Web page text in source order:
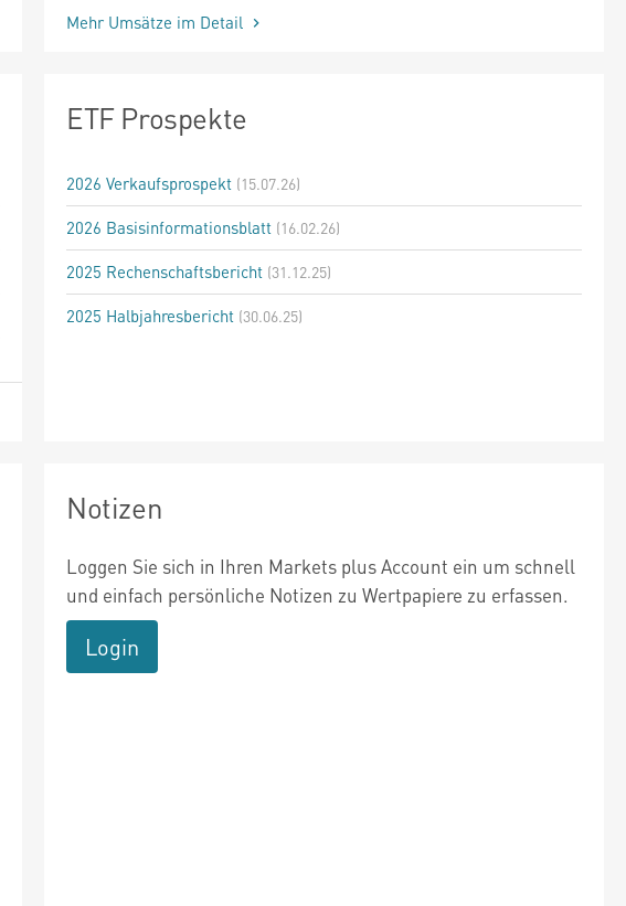
Mehr Umsätze im Detail
ETF Prospekte
2026 Verkaufsprospekt (15.07.26)
2026 Basisinformationsblatt (16.02.26)
2025 Rechenschaftsbericht (31.12.25)
2025 Halbjahresbericht (30.06.25)
Notizen
Loggen Sie sich in Ihren Markets plus Account ein um schnell
und einfach persönliche Notizen zu Wertpapiere zu erfassen.
Login